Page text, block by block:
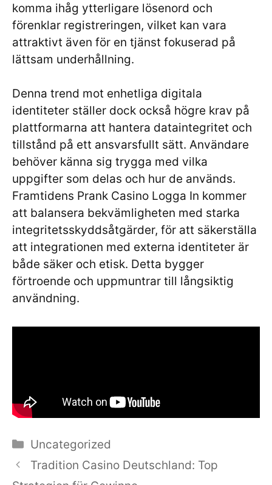
komma ihåg ytterligare lösenord och
förenklar registreringen, vilket kan vara
attraktivt även för en tjänst fokuserad på
lättsam underhållning.
Denna trend mot enhetliga digitala
identiteter ställer dock också högre krav på
plattformarna att hantera dataintegritet och
tillstånd på ett ansvarsfullt sätt. Användare
behöver känna sig trygga med vilka
uppgifter som delas och hur de används.
Framtidens Prank Casino Logga In kommer
att balansera bekvämligheten med starka
integritetsskyddsåtgärder, för att säkerställa
att integrationen med externa identiteter är
både säker och etisk. Detta bygger
förtroende och uppmuntrar till långsiktig
användning.
Categories
Uncategorized
Tradition Casino Deutschland: Top